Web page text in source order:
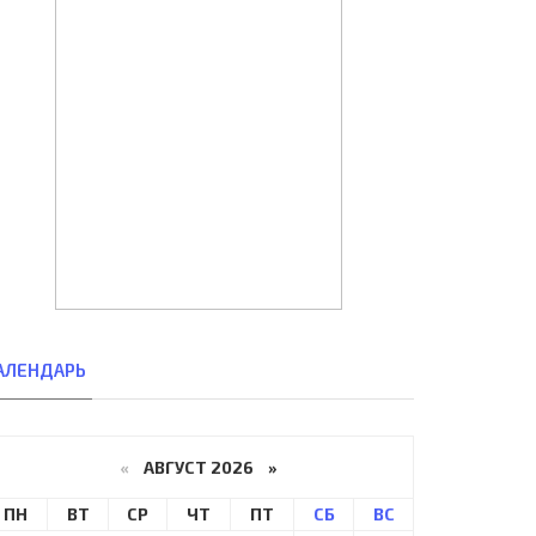
« АВГУСТ 2026 »
ПН ВТ СР ЧТ ПТ СБ ВС